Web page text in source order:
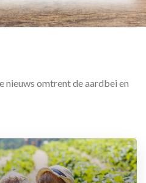
nieuws omtrent de aardbei en